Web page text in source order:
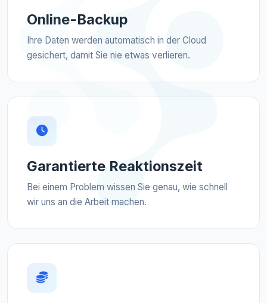
Online-Backup
Ihre Daten werden automatisch in der Cloud
gesichert, damit Sie nie etwas verlieren.
Garantierte Reaktionszeit
Bei einem Problem wissen Sie genau, wie schnell
wir uns an die Arbeit machen.